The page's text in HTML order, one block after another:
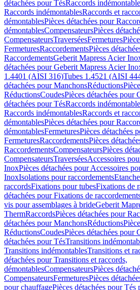
détachées pour TésRaccords
Raccords indémontablesRaccords et
démontablesPièces détachées pour
démontablesCompensateursPièces
CompensateursTraverséesFermetures
FermeturesRaccordementsPièces
RaccordementsGeberit Mapress Acier
détachées pour Geberit Mapress Acier
1.4401 (AISI 316)Tubes 1.4521 (AISI
détachées pour ManchonsRéductions
RéductionsCoudesPièces détachées pour
détachées pour TésRaccords
Raccords indémontablesRaccords et
démontablesPièces détachées pour
démontablesFermeturesPièces détachées
FermeturesRaccordementsPièces
RaccordementsCompensateursPièces
CompensateursTraverséesAccessoires
InoxPièces détachées pour Accessoires
InoxIsolations pour raccordements
raccordsFixations pour tubesFixations de
détachées pour Fixations de
vis pour assemblages à brideGeberit
ThermRaccordsPièces détachées pour
détachées pour ManchonsRéductions
RéductionsCoudesPièces détachées pour
détachées pour TésTransitions
Transitions indémontablesTransitions et
détachées pour Transitions et raccords,
démontablesCompensateursPièces
CompensateursFermeturesPièces
pour chauffagePièces détachées pour Tés